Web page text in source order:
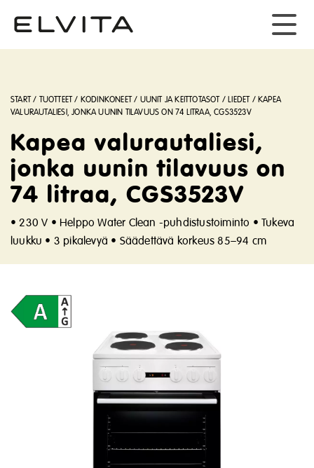
START/ TUOTTEET/ KODINKONEET/ UUNIT JA KEITTOTASOT/LIEDET/KAPEA
VALURAUTALIESI, JONKA UUNIN TILAVUUS ON 74 LITRAA, CGS3523V
Kapea valurautaliesi,
jonka uunin tilavuus on
74 litraa, CGS3523V
• 230 V • Helppo Water Clean -puhdistustoiminto • Tukeva
luukku • 3 pikalevyä • Säädettävä korkeus 85–94 cm